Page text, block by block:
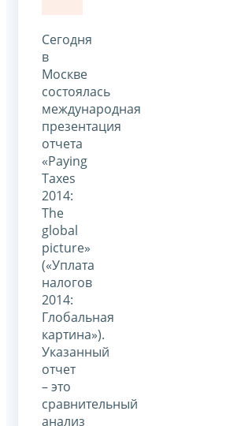
Сегодня
в
Москве
состоялась
международная
презентация
отчета
«Paying
Taxes
2014:
The
global
picture»
(«Уплата
налогов
2014:
Глобальная
картина»).
Указанный
отчет
– это
сравнительный
анализ